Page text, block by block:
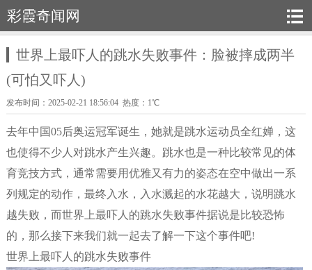
彩霞奇闻网
世界上最吓人的跳水失败事件：脸被摔成两半
(可怕又吓人)
发布时间：2025-02-21 18:56:04 热度：1℃
去年中国05后奥运冠军诞生，她就是跳水运动员全红婵，这
也使得不少人对跳水产生兴趣。跳水也是一种比较常见的体
育竞技方式，通常需要用优雅又有力的姿态在空中做出一系
列规定的动作，最终入水，入水溅起的水花越大，说明跳水
越失败，而世界上最吓人的跳水失败事件据说是比较恐怖
的，那么接下来我们就一起去了解一下这个事件吧!
世界上最吓人的跳水失败事件